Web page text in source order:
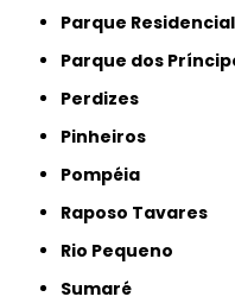
Parque
Parque dos
Perdizes
Pinheiros
Pompéia
Raposo Tavares
Rio Pequeno
Sumaré